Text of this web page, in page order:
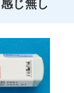
じ無し